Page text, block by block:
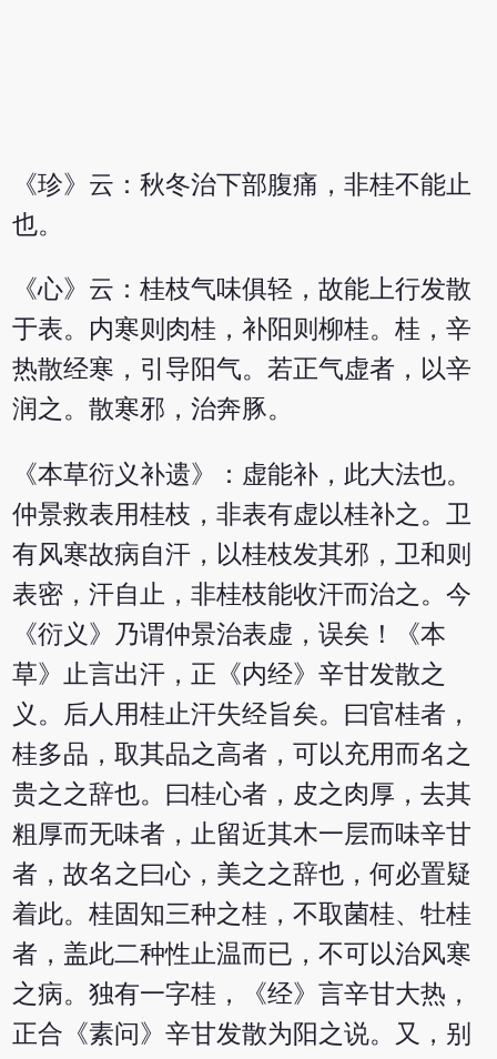
《珍》云：秋冬治下部腹痛，非桂不能止
也。
《心》云：桂枝气味俱轻，故能上行发散
于表。内寒则肉桂，补阳则柳桂。桂，辛
热散经寒，引导阳气。若正气虚者，以辛
润之。散寒邪，治奔豚。
《本草衍义补遗》：虚能补，此大法也。
仲景救表用桂枝，非表有虚以桂补之。卫
有风寒故病自汗，以桂枝发其邪，卫和则
表密，汗自止，非桂枝能收汗而治之。今
《衍义》乃谓仲景治表虚，误矣！《本
草》止言出汗，正《内经》辛甘发散之
义。后人用桂止汗失经旨矣。曰官桂者，
桂多品，取其品之高者，可以充用而名之
贵之之辞也。曰桂心者，皮之肉厚，去其
粗厚而无味者，止留近其木一层而味辛甘
者，故名之曰心，美之之辞也，何必置疑
着此。桂固知三种之桂，不取菌桂、牡桂
者，盖此二种性止温而已，不可以治风寒
之病。独有一字桂，《经》言辛甘大热，
正合《素问》辛甘发散为阳之说。又，别